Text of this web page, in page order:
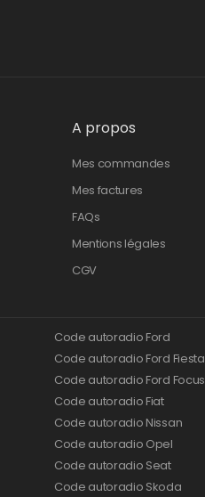
A propos
Mes commandes
Mes factures
FAQs
Mentions légales
CGV
Code autoradio Ford
Code autoradio Ford Fiesta
Code autoradio Ford Focus
Code autoradio Fiat
Code autoradio Nissan
Code autoradio Opel
Code autoradio Seat
Code autoradio Skoda